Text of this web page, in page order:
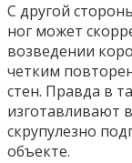
С другой
ног может
возведении
четким
стен. Правда в
изготавливают
скрупулезно
объекте.